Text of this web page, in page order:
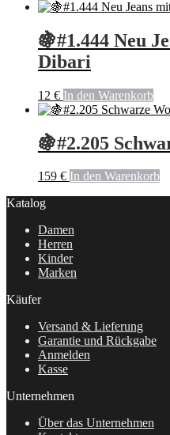
🍇#1.444 Neu
Dibari
12 € In den Warenkorb
🍇#2.205
159 € In den Warenkorb
Katalog
Damen
Herren
Kinder
Marken
Käufer
Versand & Lieferung
Garantie und Rückgabe
Anmelden
Kasse
Unternehmen
Über das Unternehmen